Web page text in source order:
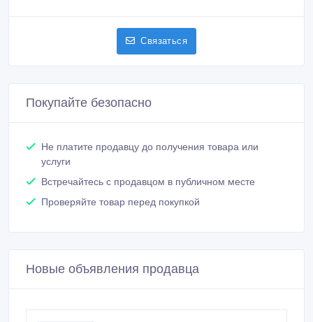
Связаться
Покупайте безопасно
Не платите продавцу до получения товара или
услуги
Встречайтесь с продавцом в публичном месте
Проверяйте товар перед покупкой
Новые объявления продавца